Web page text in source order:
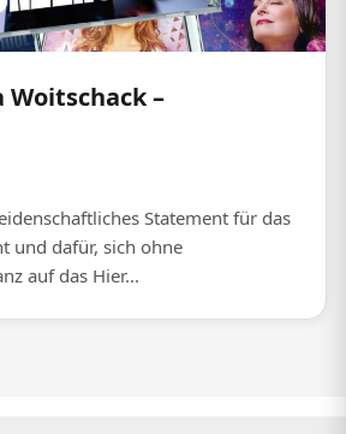
Woitschack –
Statement für das
und dafür, sich ohne
auf das Hier...